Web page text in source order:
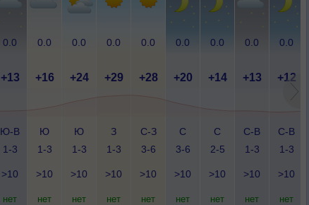
0.0 0.0 0.0 0.0 0.0 0.0 0.0 0.0 0.0
+13 +16 +24 +29 +28 +20 +14 +13 +12
Ю-В
1-3
Ю
1-3
Ю
1-3
З
1-3
С-З
3-6
С
3-6
С
2-5
С-В
1-3
С-В
1-3
>10 >10 >10 >10 >10 >10 >10 >10 >10
нет нет нет нет нет нет нет нет нет